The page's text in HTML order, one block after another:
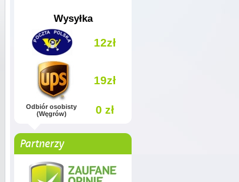
Wysyłka
12zł
19zł
Odbiór osobisty
(Węgrów)
0 zł
Partnerzy